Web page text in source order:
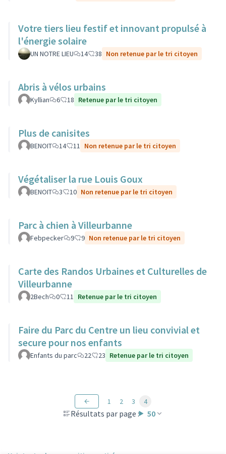
Votre tiers lieu festif et innovant propulsé à
l'énergie solaire
UN NOTRE LIEU 14 38 Non retenue par le tri citoyen
Abris à vélos urbains
Kyllian 6 18 Retenue par le tri citoyen
Plus de canisites
BENOIT 14 11 Non retenue par le tri citoyen
Végétaliser la rue Louis Goux
BENOIT 3 10 Non retenue par le tri citoyen
Parc à chien à Villeurbanne
Febpecker 9 9 Non retenue par le tri citoyen
Carte des Randos Urbaines et Culturelles de
Villeurbanne
2Bech 0 11 Retenue par le tri citoyen
Faire du Parc du Centre un lieu convivial et
secure pour nos enfants
Enfants du parc 22 23 Retenue par le tri citoyen
Résultats par page : 50
1 2 3 4